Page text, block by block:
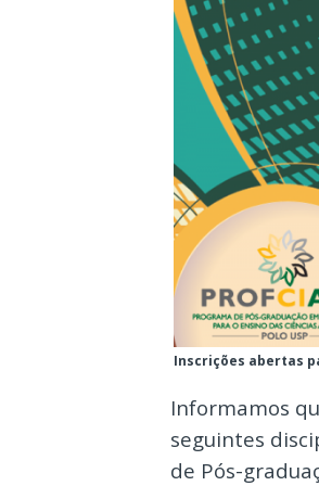
Inscrições abertas
Informamos
seguintes
de Pós-